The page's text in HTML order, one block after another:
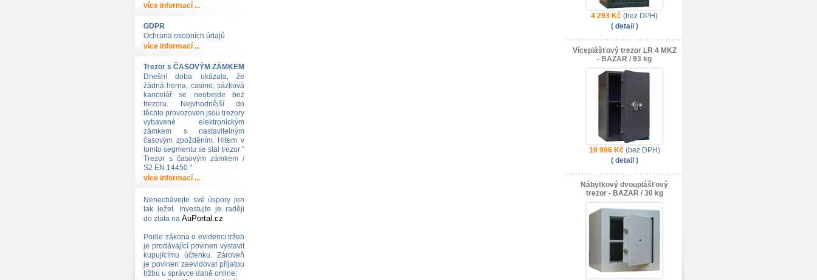
více informací ...
GDPR
Ochrana osobních údajů
více informací ...
Trezor s ČASOVÝM ZÁMKEM
Dnešní doba ukázala, že
žádná herna, casino, sázková
kancelář se neobejde bez
trezoru. Nejvhodnější do
těchto provozoven jsou trezory
vybavené elektronickým
zámkem s nastavitelným
časovým zpožděním. Hitem v
tomto segmentu se stal trezor "
Trezor s časovým zámkem /
S2 EN 14450 "
více informací ...
Nenechávejte své úspory jen
tak ležet. Investujte je raději
do zlata na AuPortal.cz
Podle zákona o evidenci tržeb
je prodávající povinen vystavit
kupujícímu účtenku. Zároveň
je povinen zaevidovat přijatou
tržbu u správce daně online;
4 293 Kč (bez DPH)
( detail )
Víceplášťový trezor LR 4 MKZ
- BAZAR / 93 kg
19 996 Kč(bez DPH)
( detail )
Nábytkový dvouplášťový
trezor - BAZAR / 30 kg